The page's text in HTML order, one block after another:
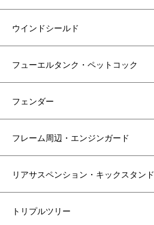
ウインドシールド
フューエルタンク・ペットコック
フェンダー
フレーム周辺・エンジンガード
リアサスペンション・キックスタンド
トリプルツリー